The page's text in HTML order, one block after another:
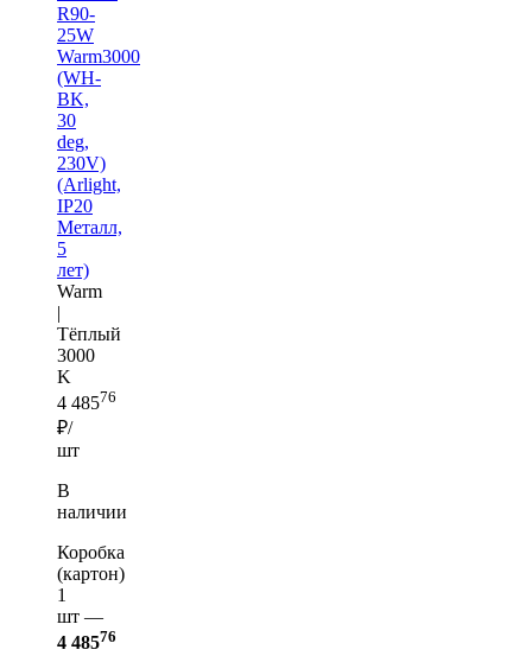
R90-
25W
Warm3000
(WH-
BK,
30
deg,
230V)
(Arlight,
IP20
Металл,
5
лет)
Warm
|
Тёплый
3000
K
4 48576
₽/
шт
В
наличии
Коробка
(картон)
1
шт —
4 48576